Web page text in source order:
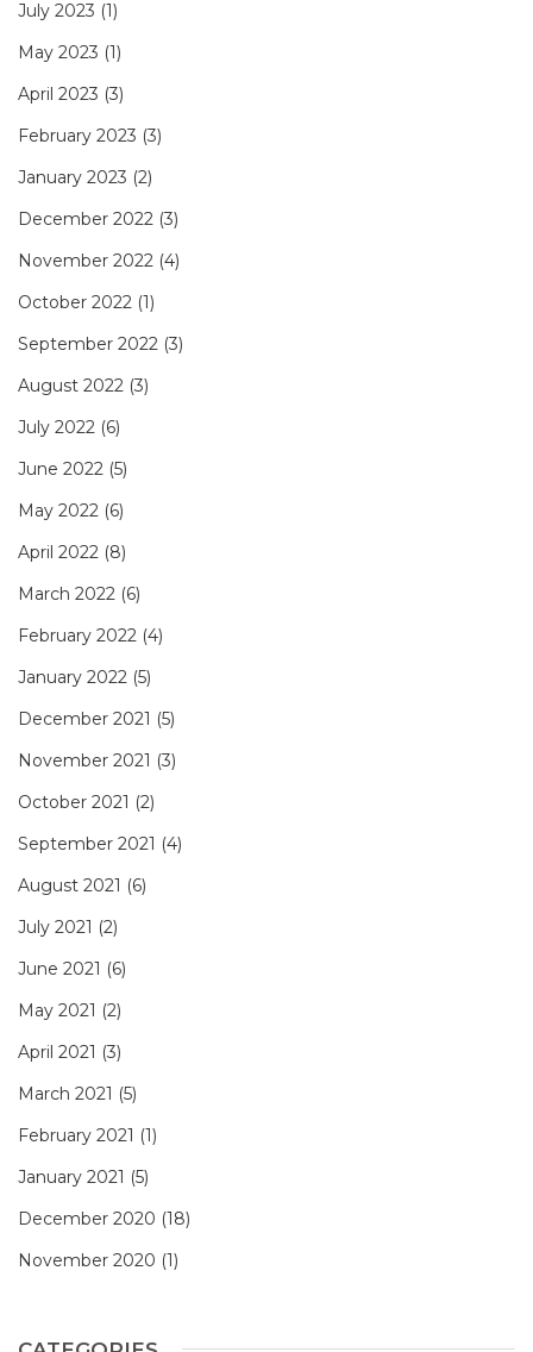
July 2023 (1)
May 2023 (1)
April 2023 (3)
February 2023 (3)
January 2023 (2)
December 2022 (3)
November 2022 (4)
October 2022 (1)
September 2022 (3)
August 2022 (3)
July 2022 (6)
June 2022 (5)
May 2022 (6)
April 2022 (8)
March 2022 (6)
February 2022 (4)
January 2022 (5)
December 2021 (5)
November 2021 (3)
October 2021 (2)
September 2021 (4)
August 2021 (6)
July 2021 (2)
June 2021 (6)
May 2021 (2)
April 2021 (3)
March 2021 (5)
February 2021 (1)
January 2021 (5)
December 2020 (18)
November 2020 (1)